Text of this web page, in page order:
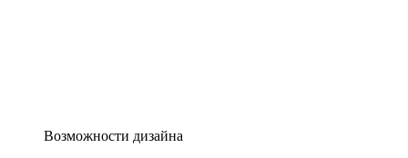
Возможности дизайна